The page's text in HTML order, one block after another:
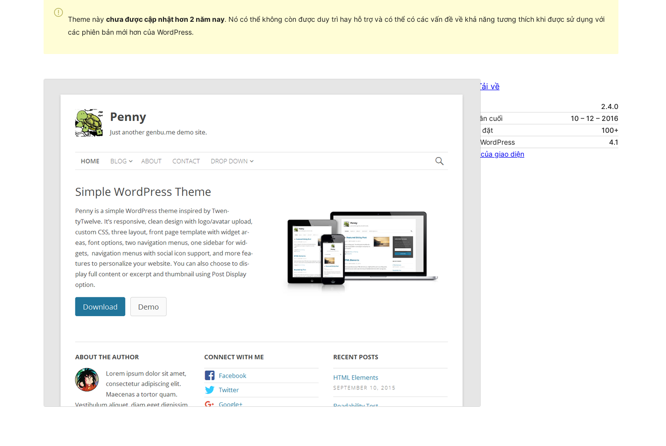
Theme này chưa được cập nhật hơn 2 năm nay. Nó có thể không còn được duy trì hay hỗ trợ và có thể có các vấn đề về khả năng tương thích khi được sử dụng với
các phiên bản mới hơn của WordPress.
Tải về
2.4.0
Cập nhật lần cuối
10 – 12 – 2016
Số lượt cài đặt
100+
Phiên bản WordPress
4.1
Trang chủ của giao diện